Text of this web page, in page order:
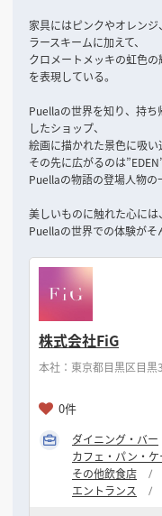
家具にはピンクやオレン
ラースキームに加えて、
クロメートメッキの虹色
を表現している。
Puellaの世界を知り、持ち
したショップ、
絵画に描かれた景色に吸い
その先に広がるのは
Puellaの物語の登場人物の
美しいものに触れた心には
Puellaの世界での体験がそ
株式会社FiG
本社：東京都目黒区目黒
0件
ダイニング・バー
カフェ・パン・ケ
その他飲食店
エントランス